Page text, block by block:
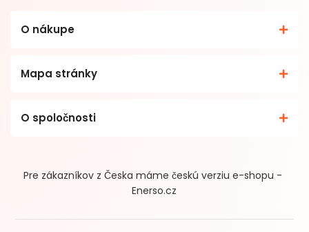
O nákupe
Mapa stránky
O spoločnosti
Pre zákazníkov z Česka máme českú verziu e-shopu -
Enerso.cz